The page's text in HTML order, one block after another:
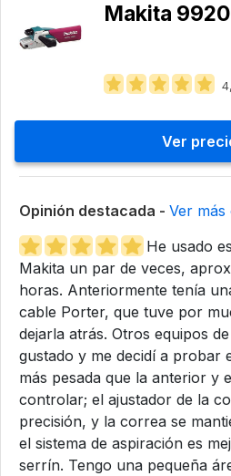
Makita 9920
Ver
Opinión destacada - Ver más
He usado
Makita un par de veces,
horas. Anteriormente tenía
cable Porter, que tuve por
dejarla atrás. Otros equipos
gustado y me decidí a probar
más pesada que la anterior y
controlar; el ajustador de la
precisión, y la correa se
el sistema de aspiración es
serrín. Tengo una pequeña